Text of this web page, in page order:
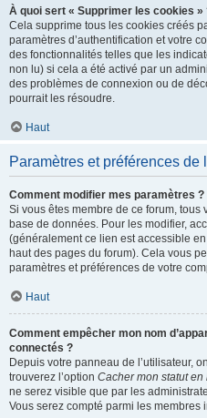
À quoi sert « Supprimer les cookies »
Cela supprime tous les cookies créés
paramètres d’authentification et votre
des fonctionnalités telles que les
non lu) si cela a été activé par un
des problèmes de connexion ou de
pourrait les résoudre.
Haut
Paramètres et préférences de
Comment modifier mes paramètres ?
Si vous êtes membre de ce forum, tous
base de données. Pour les modifier,
(généralement ce lien est accessible
haut des pages du forum). Cela vous
paramètres et préférences de votre
Haut
Comment empêcher mon nom
connectés ?
Depuis votre panneau de l’utilisateur,
trouverez l’option Cacher mon statut en
ne serez visible que par les
Vous serez compté parmi les membres